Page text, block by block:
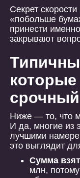
Секрет
«побольше
принести
закрывают
срочный
Ниже — то, что
И да, многие из
лучшими
это выглядит
Сумма
млн,